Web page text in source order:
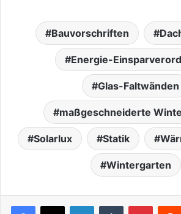
Bauvorschriften
Energie-
Glas-Faltwänden
maßgeschneiderte
Solarlux Statik
Wintergarten